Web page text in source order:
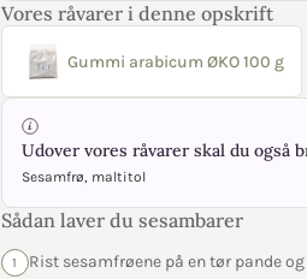
Vores råvarer i denne opskrift
Gummi arabicum ØKO 100 g
Udover vores råvarer skal du også
Sesamfrø, maltitol
Sådan laver du sesambarer
1 Rist sesamfrøene på en tør pande